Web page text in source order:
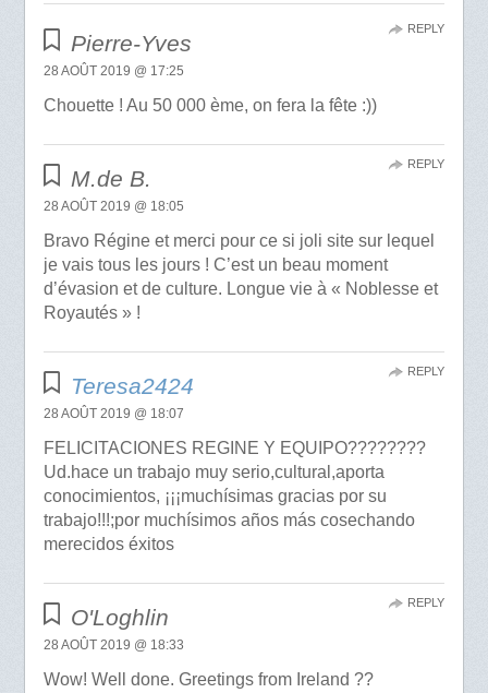
Pierre-Yves
28 AOÛT 2019 @ 17:25
Chouette ! Au 50 000 ème, on fera la fête :))
REPLY
M.de B.
28 AOÛT 2019 @ 18:05
Bravo Régine et merci pour ce si joli site sur lequel
je vais tous les jours ! C’est un beau moment
d’évasion et de culture. Longue vie à « Noblesse et
Royautés » !
REPLY
Teresa2424
28 AOÛT 2019 @ 18:07
FELICITACIONES REGINE Y EQUIPO????????
Ud.hace un trabajo muy serio,cultural,aporta
conocimientos, ¡¡¡muchísimas gracias por su
trabajo!!!;por muchísimos años más cosechando
merecidos éxitos
REPLY
O'Loghlin
28 AOÛT 2019 @ 18:33
Wow! Well done. Greetings from Ireland ??
REPLY